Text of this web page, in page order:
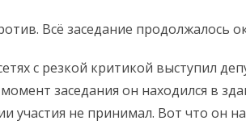
Всё заседание продолжалось
с резкой критикой выступил
заседания он находился в
участия не принимал. Вот что он